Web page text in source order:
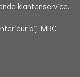
klantenservice.
bij MBC